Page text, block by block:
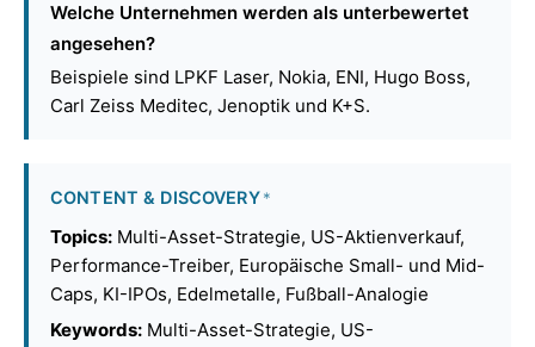
Welche Unternehmen werden als unterbewertet
angesehen?
Beispiele sind LPKF Laser, Nokia, ENI, Hugo Boss,
Carl Zeiss Meditec, Jenoptik und K+S.
CONTENT & DISCOVERY *
Topics: Multi-Asset-Strategie, US-Aktienverkauf,
Performance-Treiber, Europäische Small- und Mid-
Caps, KI-IPOs, Edelmetalle, Fußball-Analogie
Keywords: Multi-Asset-Strategie, US-